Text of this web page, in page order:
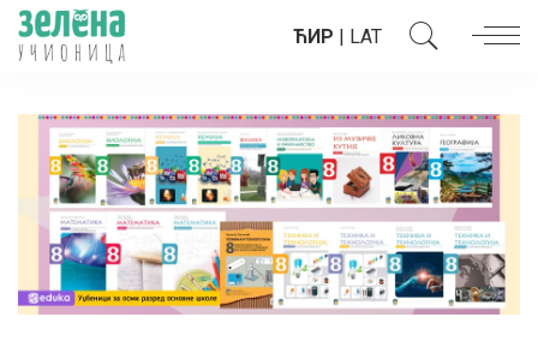
ЋИР | LAT